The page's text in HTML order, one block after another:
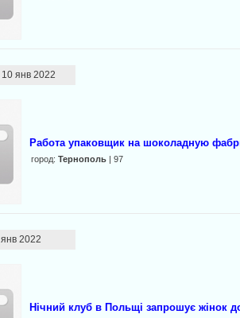
янв 2022
Работа упаковщик на шоколадную
город: Тернополь| 97
2022
Нічний клуб в Польщі запрошує жінок